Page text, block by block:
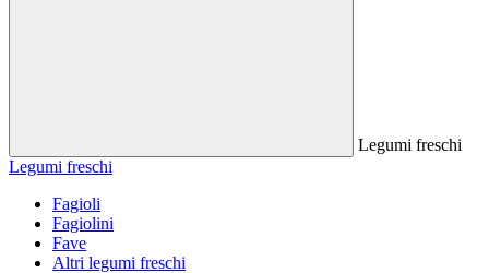
Legumi freschi
Legumi freschi
Fagioli
Fagiolini
Fave
Altri legumi freschi